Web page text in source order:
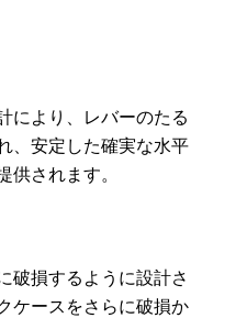
により、レバーのたる
、安定した確実な水平
されます。
破損するように設計さ
ケースをさらに破損か